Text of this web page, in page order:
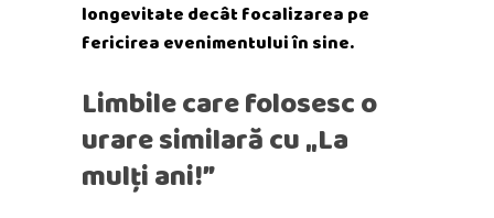
longevitate decât focalizarea pe
fericirea evenimentului în sine.
Limbile care folosesc o
urare similară cu „La
mulți ani!”